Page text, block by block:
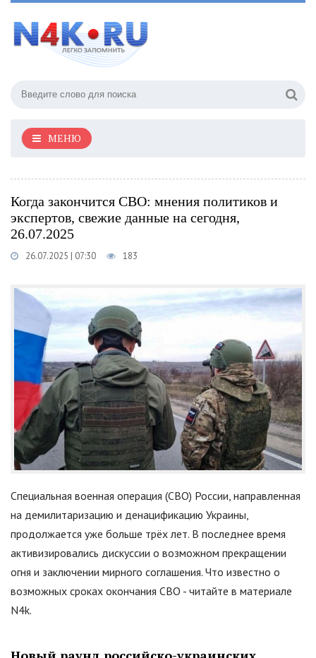
МЕНЮ
Когда закончится СВО: мнения политиков и
экспертов, свежие данные на сегодня,
26.07.2025
26.07.2025 | 07:30 183
Специальная военная операция (СВО) России, направленная
на демилитаризацию и денацификацию Украины,
продолжается уже больше трёх лет. В последнее время
активизировались дискуссии о возможном прекращении
огня и заключении мирного соглашения. Что известно о
возможных сроках окончания СВО - читайте в материале
N4k.